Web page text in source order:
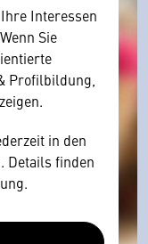
Interessen
Sie
Profilbildung,
in den
Details finden